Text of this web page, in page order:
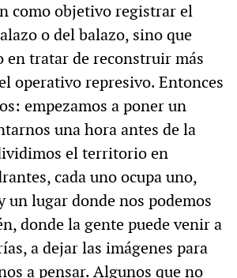
como objetivo registrar el
o del balazo, sino que
en tratar de reconstruir más
operativo represivo. Entonces
empezamos a poner un
una hora antes de la
el territorio en
cada uno ocupa uno,
un lugar donde nos podemos
donde la gente puede venir a
a dejar las imágenes para
a pensar. Algunos que no